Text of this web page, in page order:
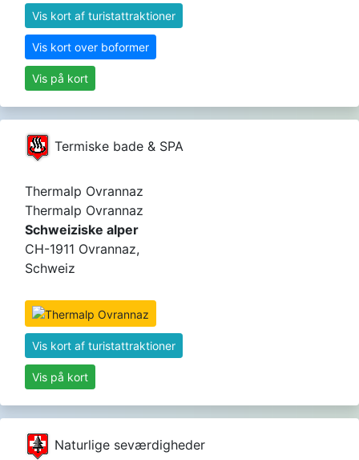
Vis kort af turistattraktioner
Vis kort over boformer
Vis på kort
Termiske bade & SPA
Thermalp Ovrannaz
Thermalp Ovrannaz
Schweiziske alper
CH-1911 Ovrannaz,
Schweiz
Vis kort af turistattraktioner
Vis på kort
Naturlige seværdigheder